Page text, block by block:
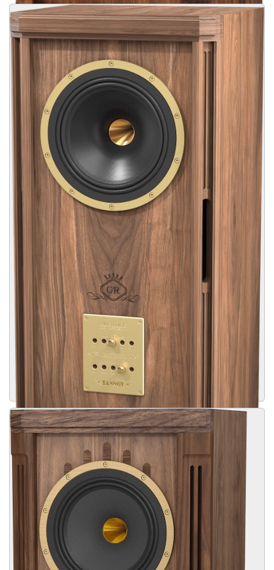
TURNBERRY
De TANNOY TURNBERRY is een 2-weg vloer staande luidspreker voor
middelgrote ruimtes. De luidspreker is uitgevoerd met de
toonaangevende Dual Concentric driver technologie en biedt
toonaangevende coherentie en puntbronbeeldvorming. De 10"zeer
efficiënte driver met een gevoeligheid van 93 dB/Watt en een
piekvermogen van 400 Watt zorgen voor een adembenemende
dynamiek en realisme.
STIRLING III LZ SPECIAL
EDITION